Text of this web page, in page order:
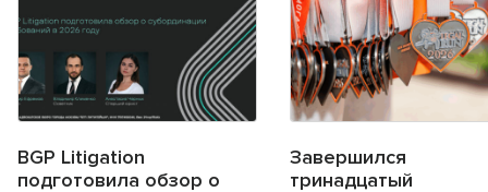
BGP Litigation
подготовила обзор о
Завершился
тринадцатый